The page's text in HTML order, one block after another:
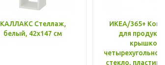
КАЛЛАКС Стеллаж,
белый, 42x147 см
ИКЕА/365+
для
крышкой,
стекло, пластик